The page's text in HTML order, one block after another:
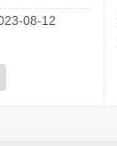
08-12